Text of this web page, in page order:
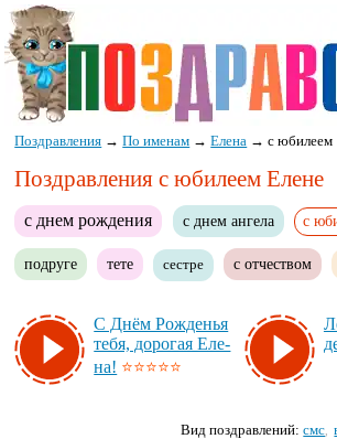
Поздравления →По именам →Елена →с юбилеем
Поздравления с юбилеем Елене
с днем рождения с днем ангела с
подруге тете сестре с отчеством
С Днём Рож­денья
те­бя, до­ро­гая Еле­
на! ⭐⭐⭐⭐⭐
Вид поздравлений:смс